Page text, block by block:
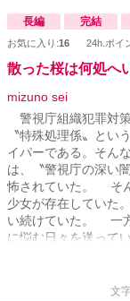
長編 完結
お気に入り:16 24h.ポイ
散った桜は何処へ
mizuno sei
警視庁組織犯罪対
〝特殊処理係〟とい
イパーである。そん
は、〝警視庁の深い
怖されていた。 そ
少女が存在していた
い続けていた。 一
に悩む日々を送って
の二人の運命の道が
文